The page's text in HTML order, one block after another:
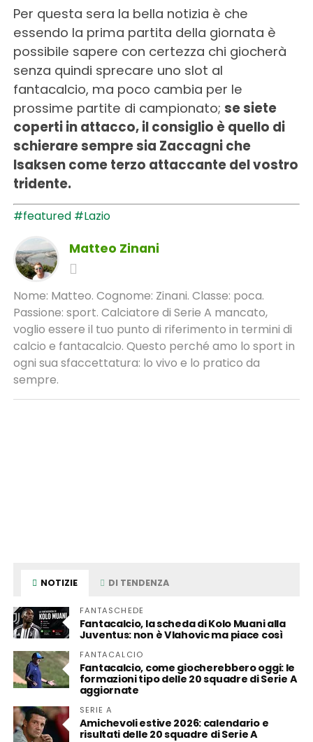
Per questa sera la bella notizia è che
essendo la prima partita della giornata è
possibile sapere con certezza chi giocherà
senza quindi sprecare uno slot al
fantacalcio, ma poco cambia per le
prossime partite di campionato; se siete
coperti in attacco, il consiglio è quello di
schierare sempre sia Zaccagni che
Isaksen come terzo attaccante del vostro
tridente.
#featured #Lazio
Matteo Zinani
Nome: Matteo. Cognome: Zinani. Classe: poca.
Passione: sport. Calciatore di Serie A mancato,
voglio essere il tuo punto di riferimento in termini di
calcio e fantacalcio. Questo perché amo lo sport in
ogni sua sfaccettatura: lo vivo e lo pratico da
sempre.
NOTIZIE DI TENDENZA
FANTASCHEDE
Fantacalcio, la scheda di Kolo Muani alla
Juventus: non è Vlahovic ma piace così
FANTACALCIO
Fantacalcio, come giocherebbero oggi: le
formazioni tipo delle 20 squadre di Serie A
aggiornate
SERIE A
Amichevoli estive 2026: calendario e
risultati delle 20 squadre di Serie A